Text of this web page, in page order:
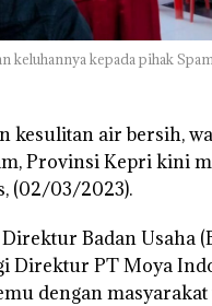
keluhannya kepada pihak
kesulitan air bersih,
Provinsi Kepri kini
(02/03/2023).
Badan Usaha
Direktur PT Moya
dengan